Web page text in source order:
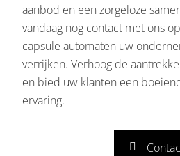
aanbod en een zorgeloze
vandaag nog contact met ons
capsule automaten uw
verrijken. Verhoog de
en bied uw klanten een
ervaring.